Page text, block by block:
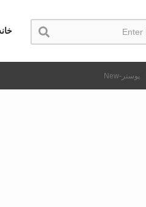
پوستر-New